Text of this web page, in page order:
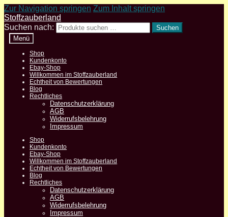
Zur Navigation springen Zum Inhalt springen
Stoffzauberland
Suchen nach:
Suchen
Menü
Shop
Kundenkonto
Ebay-Shop
Willkommen im Stoffzauberland
Echtheit von Bewertungen
Blog
Rechtliches
Datenschutzerklärung
AGB
Widerrufsbelehrung
Impressum
Shop
Kundenkonto
Ebay-Shop
Willkommen im Stoffzauberland
Echtheit von Bewertungen
Blog
Rechtliches
Datenschutzerklärung
AGB
Widerrufsbelehrung
Impressum